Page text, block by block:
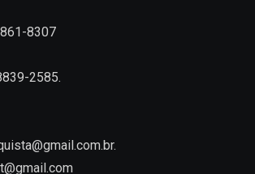
8307
2585.
.